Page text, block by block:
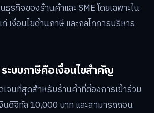
รกิจของร้านค้าและ SME โดยเฉพาะใน
เงื่อนไขด้านภาษี และกลไกการบริหาร
ะบบภาษีคือเงื่อนไขสำคัญ
เจนที่สุดสำหรับร้านค้าที่ต้องการเข้าร่วม
นดิจิทัล 10,000 บาท และสามารถถอน